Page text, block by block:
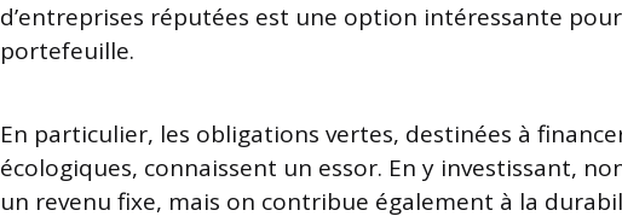
d’entreprises réputées est une option intéressante
portefeuille.
En particulier, les obligations vertes, destinées à
écologiques, connaissent un essor. En y investissant,
un revenu fixe, mais on contribue également à la